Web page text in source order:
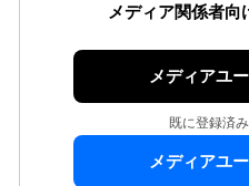
メディア関係者向
メディアユ
既に登録済
メディアユ